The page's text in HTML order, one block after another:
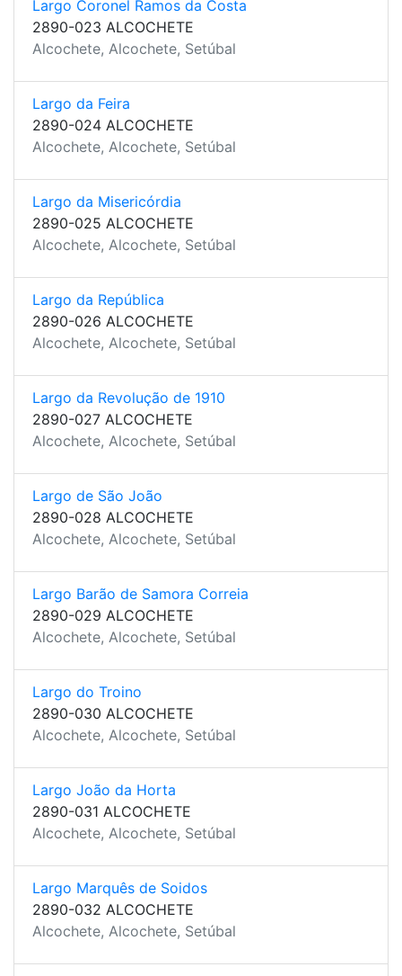
Largo Coronel Ramos da Costa
2890-023 ALCOCHETE
Alcochete, Alcochete, Setúbal
Largo da Feira
2890-024 ALCOCHETE
Alcochete, Alcochete, Setúbal
Largo da Misericórdia
2890-025 ALCOCHETE
Alcochete, Alcochete, Setúbal
Largo da República
2890-026 ALCOCHETE
Alcochete, Alcochete, Setúbal
Largo da Revolução de 1910
2890-027 ALCOCHETE
Alcochete, Alcochete, Setúbal
Largo de São João
2890-028 ALCOCHETE
Alcochete, Alcochete, Setúbal
Largo Barão de Samora Correia
2890-029 ALCOCHETE
Alcochete, Alcochete, Setúbal
Largo do Troino
2890-030 ALCOCHETE
Alcochete, Alcochete, Setúbal
Largo João da Horta
2890-031 ALCOCHETE
Alcochete, Alcochete, Setúbal
Largo Marquês de Soidos
2890-032 ALCOCHETE
Alcochete, Alcochete, Setúbal